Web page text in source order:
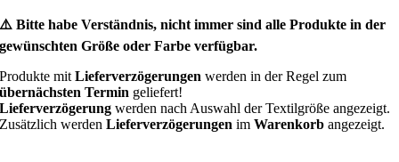
⚠️ Bitte habe Verständnis, nicht immer sind alle Produkte in der
gewünschten Größe oder Farbe verfügbar.
Produkte mitLieferverzögerungen werden in der Regel zum
übernächsten Termin geliefert!
Lieferverzögerung werden nach Auswahl der Textilgröße angezeigt.
Zusätzlich werdenLieferverzögerungen imWarenkorb angezeigt.